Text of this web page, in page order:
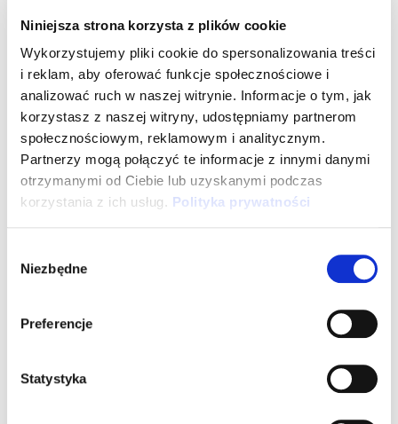
Niniejsza strona korzysta z plików cookie
Wykorzystujemy pliki cookie do spersonalizowania treści
i reklam, aby oferować funkcje społecznościowe i
analizować ruch w naszej witrynie. Informacje o tym, jak
korzystasz z naszej witryny, udostępniamy partnerom
społecznościowym, reklamowym i analitycznym.
Partnerzy mogą połączyć te informacje z innymi danymi
otrzymanymi od Ciebie lub uzyskanymi podczas
korzystania z ich usług. Polityka prywatności
zgody
Niezbędne
Preferencje
Statystyka
zawsze pozwala mi to jeszcze lepiej dopasować
razem!
Etap 2. Onboarding
Niektórzy ludzie wierzą w odpowiedzialność za
zatrudnione osoby. My bierzemy odpowiedzialność za
zadowolenie i satysfakcję nowo zatrudnionej osoby.
onboardingowego to kolejny obszar, z którym
pracownika na wszystko to co trzeba przygotować